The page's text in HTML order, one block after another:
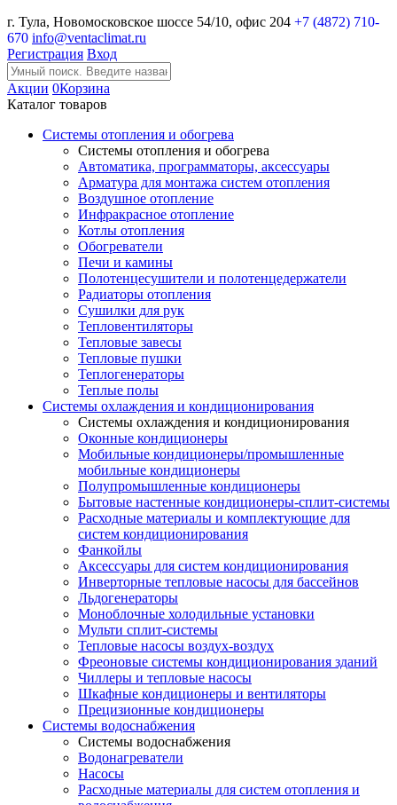
г. Тула, Новомосковское шоссе 54/10, офис 204 +7 (4872) 710-
670 info@ventaclimat.ru
Регистрация Вход
Акции 0Корзина
Каталог товаров
Системы отопления и обогрева
Системы отопления и обогрева
Автоматика, программаторы, аксессуары
Арматура для монтажа систем отопления
Воздушное отопление
Инфракрасное отопление
Котлы отопления
Обогреватели
Печи и камины
Полотенцесушители и полотенцедержатели
Радиаторы отопления
Сушилки для рук
Тепловентиляторы
Тепловые завесы
Тепловые пушки
Теплогенераторы
Теплые полы
Системы охлаждения и кондиционирования
Системы охлаждения и кондиционирования
Оконные кондиционеры
Мобильные кондиционеры/промышленные
мобильные кондиционеры
Полупромышленные кондиционеры
Бытовые настенные кондиционеры-сплит-системы
Расходные материалы и комплектующие для
систем кондиционирования
Фанкойлы
Аксессуары для систем кондиционирования
Инверторные тепловые насосы для бассейнов
Льдогенераторы
Моноблочные холодильные установки
Мульти сплит-системы
Тепловые насосы воздух-воздух
Фреоновые системы кондиционирования зданий
Чиллеры и тепловые насосы
Шкафные кондиционеры и вентиляторы
Прецизионные кондиционеры
Системы водоснабжения
Системы водоснабжения
Водонагреватели
Насосы
Расходные материалы для систем отопления и